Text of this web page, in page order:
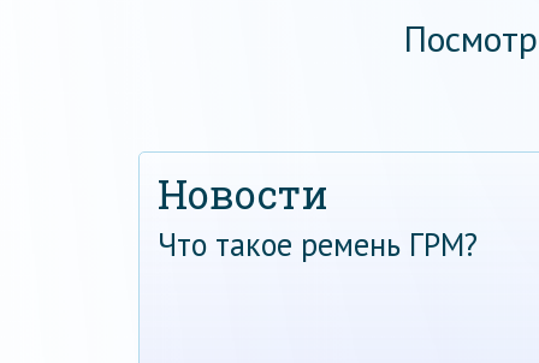
Новости
Что такое ремень ГРМ?